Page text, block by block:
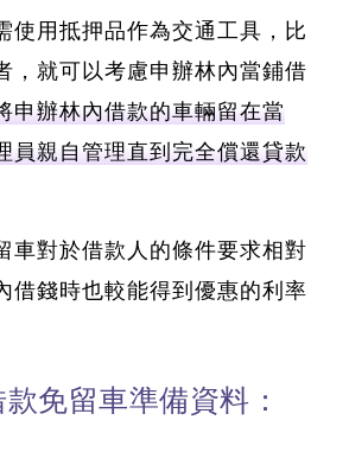
使用抵押品作為交通工具，比
，就可以考慮申辦林內當鋪借
申辦林內借款的車輛留在當
員親自管理直到完全償還貸款
車對於借款人的條件要求相對
借錢時也較能得到優惠的利率
免留車準備資料：